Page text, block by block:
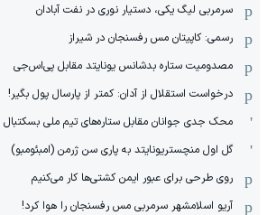
سرمربی لیگ یکی، دستیار نوری در نفت آبادان
رسمی: کاپیتان مس رفسنجان در شیراز
مصدومیت ستاره بدشانس یونایتد مقابل پی‌اس‌جی
درخواست استقلال از آدان: کمتر از پارسال پول بگیر!
محک جدی ‌جوانان مقابل ستاره‌های تیم ملی بسکتبال
گل اول منچستریونایتد به پاری سن ژرمن (امبئومبو)
روی طرحی برای عبور ایمن کشتی‌ها کار می‌کنیم
آریو اسلامشهر سرمربی مس رفسنجان را هوا کرد!